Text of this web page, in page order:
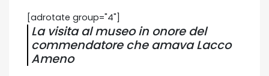
[adrotate group="4"]
La visita al museo in onore del
commendatore che amava Lacco
Ameno